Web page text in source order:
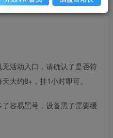
1774 175
活动入口，请确认了是否符
大约8+，挂1小时即可。
容易黑号，设备黑了需要缓